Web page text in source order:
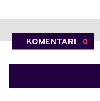
KOMENTARI 0